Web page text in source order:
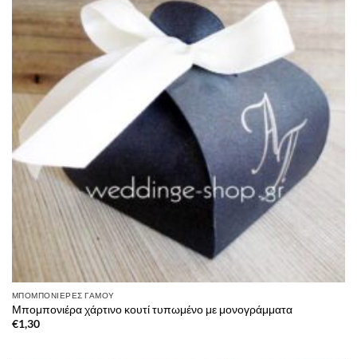
ΜΠΟΜΠΟΝΙΈΡΕΣ ΓΆΜΟΥ
Μπομπονιέρα χάρτινο κουτί τυπωμένο με μονογράμματα
€1,30